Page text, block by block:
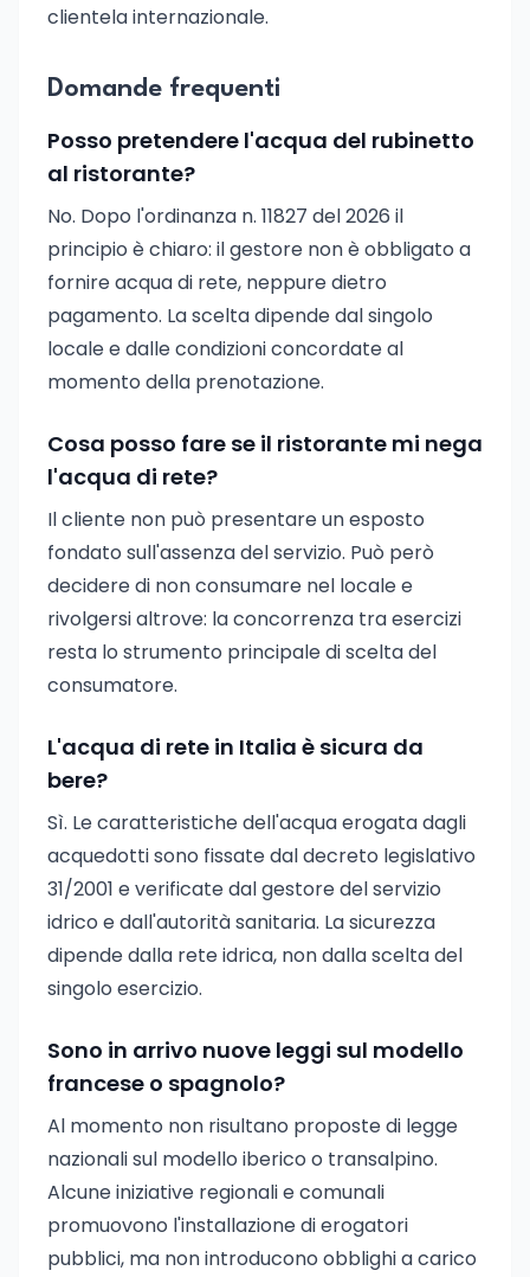
clientela internazionale.
Domande frequenti
Posso pretendere l'acqua del rubinetto
al ristorante?
No. Dopo l'ordinanza n. 11827 del 2026 il
principio è chiaro: il gestore non è obbligato a
fornire acqua di rete, neppure dietro
pagamento. La scelta dipende dal singolo
locale e dalle condizioni concordate al
momento della prenotazione.
Cosa posso fare se il ristorante mi nega
l'acqua di rete?
Il cliente non può presentare un esposto
fondato sull'assenza del servizio. Può però
decidere di non consumare nel locale e
rivolgersi altrove: la concorrenza tra esercizi
resta lo strumento principale di scelta del
consumatore.
L'acqua di rete in Italia è sicura da
bere?
Sì. Le caratteristiche dell'acqua erogata dagli
acquedotti sono fissate dal decreto legislativo
31/2001 e verificate dal gestore del servizio
idrico e dall'autorità sanitaria. La sicurezza
dipende dalla rete idrica, non dalla scelta del
singolo esercizio.
Sono in arrivo nuove leggi sul modello
francese o spagnolo?
Al momento non risultano proposte di legge
nazionali sul modello iberico o transalpino.
Alcune iniziative regionali e comunali
promuovono l'installazione di erogatori
pubblici, ma non introducono obblighi a carico